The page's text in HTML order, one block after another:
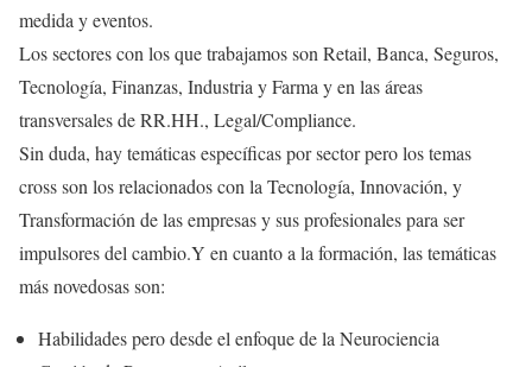
medida y eventos.
Los sectores con los que trabajamos son Retail, Banca, Seguros,
Tecnología, Finanzas, Industria y Farma y en las áreas
transversales de RR.HH., Legal/Compliance.
Sin duda, hay temáticas específicas por sector pero los temas
cross son los relacionados con la Tecnología, Innovación, y
Transformación de las empresas y sus profesionales para ser
impulsores del cambio.Y en cuanto a la formación, las temáticas
más novedosas son:
Habilidades pero desde el enfoque de la Neurociencia